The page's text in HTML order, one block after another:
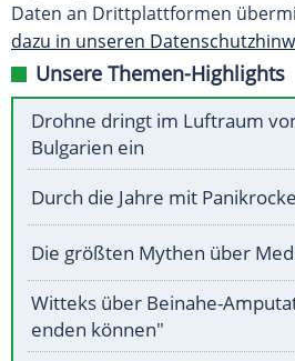
Daten an Drittplattformen
dazu in unseren
Unsere Themen-Highlights
Drohne dringt im Luftraum
Bulgarien ein
Durch die Jahre mit
Die größten Mythen über
Witteks über Beinahe-
enden können"